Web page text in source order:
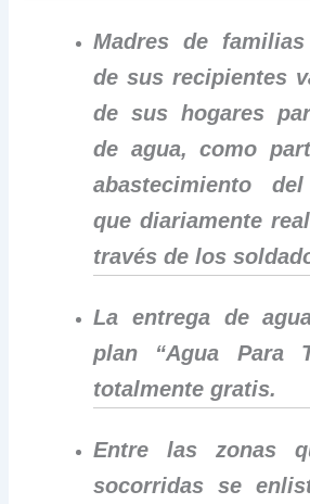
Madres de familias
de sus recipientes
de sus hogares
de agua, como
abastecimiento
que diariamente
través de los
La entrega de
plan “Agua Para
totalmente gratis.
Entre las zonas
socorridas se